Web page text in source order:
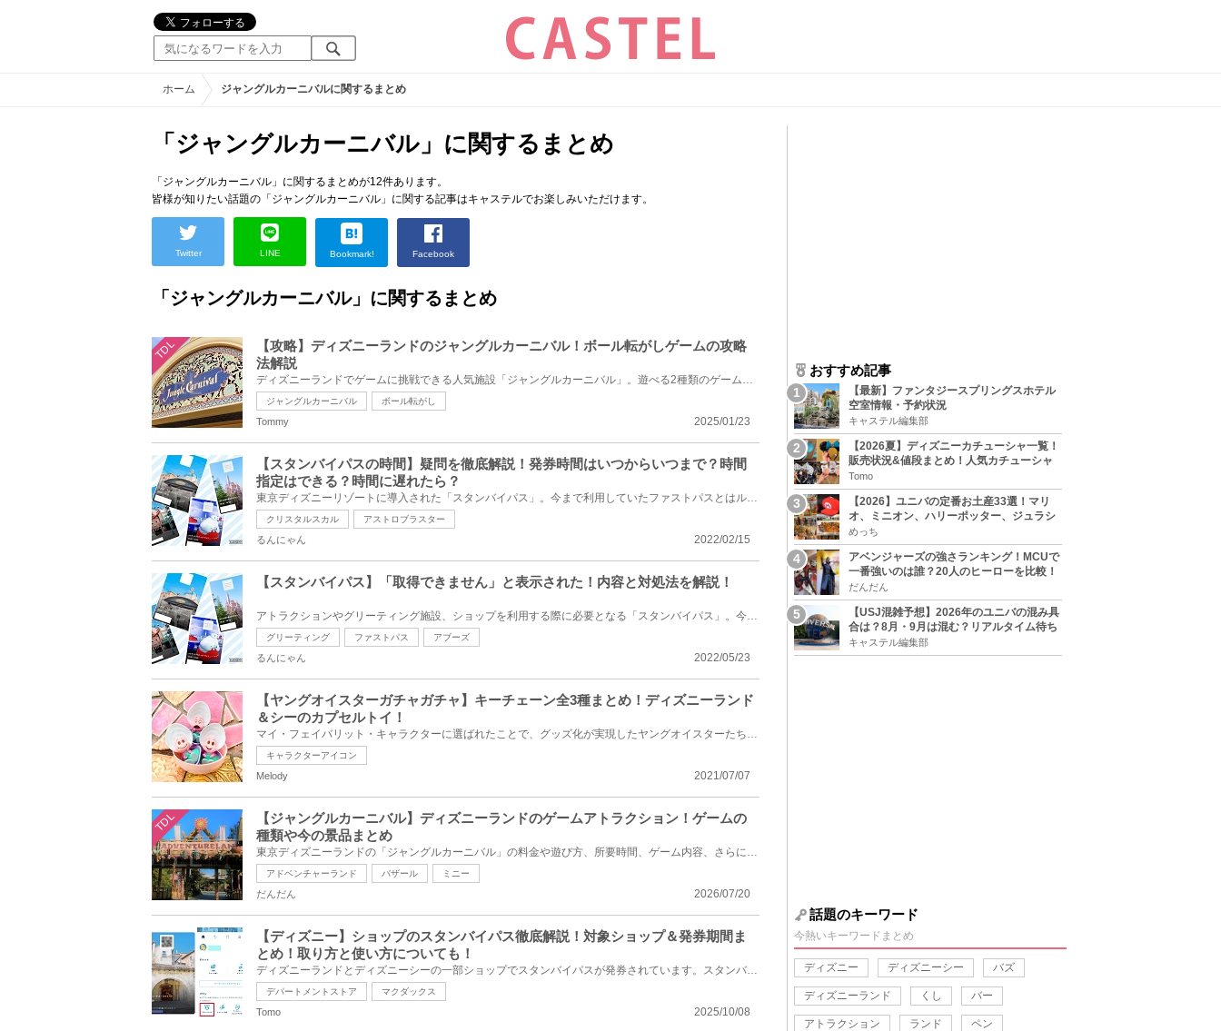
ホーム ジャングルカーニバルに関するまとめ
「ジャングルカーニバル」に関するまとめ
「ジャングルカーニバル」に関するまとめが12件あります。
皆様が知りたい話題の「ジャングルカーニバル」に関する記事はキャステルでお楽しみいただけます。
Twitter LINE Bookmark! Facebook
「ジャングルカーニバル」に関するまとめ
TDL
【攻略】ディズニーランドのジャングルカーニバル！ボール転がしゲームの攻略
法解説
ディズニーランドでゲームに挑戦できる人気施設「ジャングルカーニバル」。遊べる2種類のゲームのうち、...
ジャングルカーニバル ボール転がし
2025/01/23
Tommy
【スタンバイパスの時間】疑問を徹底解説！発券時間はいつからいつまで？時間
指定はできる？時間に遅れたら？
東京ディズニーリゾートに導入された「スタンバイパス」。今まで利用していたファストパスとはルールが...
クリスタルスカル アストロブラスター
2022/02/15
るんにゃん
【スタンバイパス】「取得できません」と表示された！内容と対処法を解説！
アトラクションやグリーティング施設、ショップを利用する際に必要となる「スタンバイパス」。今回は、...
グリーティング ファストパス アブーズ
2022/05/23
るんにゃん
【ヤングオイスターガチャガチャ】キーチェーン全3種まとめ！ディズニーランド
＆シーのカプセルトイ！
マイ・フェイバリット・キャラクターに選ばれたことで、グッズ化が実現したヤングオイスターたち。今回...
キャラクターアイコン
2021/07/07
Melody
TDL
【ジャングルカーニバル】ディズニーランドのゲームアトラクション！ゲームの
種類や今の景品まとめ
東京ディズニーランドの「ジャングルカーニバル」の料金や遊び方、所要時間、ゲーム内容、さらに実際に...
アドベンチャーランド バザール ミニー
2026/07/20
だんだん
【ディズニー】ショップのスタンバイパス徹底解説！対象ショップ＆発券期間ま
とめ！取り方と使い方についても！
ディズニーランドとディズニーシーの一部ショップでスタンバイパスが発券されています。スタンバイパス...
デパートメントストア マクダックス
2025/10/08
Tomo
おすすめ記事
【最新】ファンタジースプリングスホテル
空室情報・予約状況
キャステル編集部
【2026夏】ディズニーカチューシャ一覧！
販売状況&値段まとめ！人気カチューシャ
をチェック
Tomo
【2026】ユニバの定番お土産33選！マリ
オ、ミニオン、ハリーポッター、ジュラシ
ックパーク、セサミ、SINGなどのグッズ情
報
めっち
アベンジャーズの強さランキング！MCUで
一番強いのは誰？20人のヒーローを比較！
だんだん
【USJ混雑予想】2026年のユニバの混み具
合は？8月・9月は混む？リアルタイム待ち
時間アプリも
キャステル編集部
話題のキーワード
今熱いキーワードまとめ
ディズニー ディズニーシー バズ
ディズニーランド くし バー
アトラクション ランド ペン